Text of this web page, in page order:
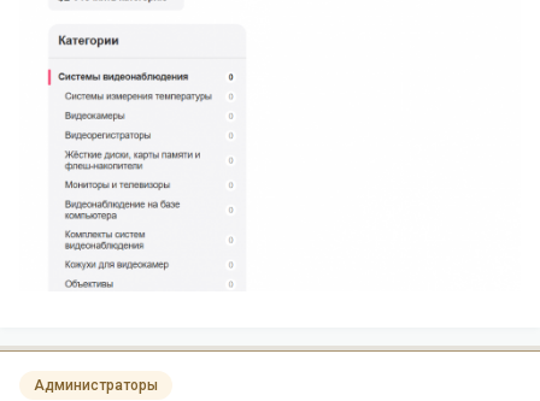
Администраторы